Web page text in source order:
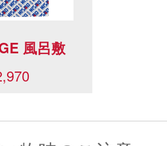
風呂敷